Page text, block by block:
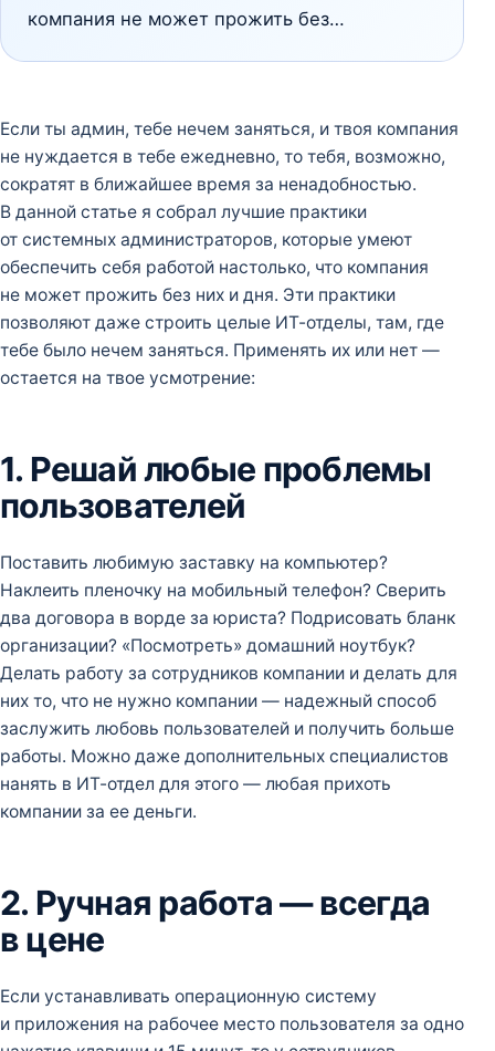
компания не может прожить без…
Если ты админ, тебе нечем заняться, и твоя компания
не нуждается в тебе ежедневно, то тебя, возможно,
сократят в ближайшее время за ненадобностью.
В данной статье я собрал лучшие практики
от системных администраторов, которые умеют
обеспечить себя работой настолько, что компания
не может прожить без них и дня. Эти практики
позволяют даже строить целые ИТ-отделы, там, где
тебе было нечем заняться. Применять их или нет —
остается на твое усмотрение:
1. Решай любые проблемы
пользователей
Поставить любимую заставку на компьютер?
Наклеить пленочку на мобильный телефон? Сверить
два договора в ворде за юриста? Подрисовать бланк
организации? «Посмотреть» домашний ноутбук?
Делать работу за сотрудников компании и делать для
них то, что не нужно компании — надежный способ
заслужить любовь пользователей и получить больше
работы. Можно даже дополнительных специалистов
нанять в ИТ-отдел для этого — любая прихоть
компании за ее деньги.
2. Ручная работа — всегда
в цене
Если устанавливать операционную систему
и приложения на рабочее место пользователя за одно